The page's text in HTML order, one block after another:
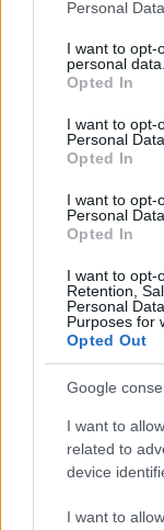
not limited to
grant or deny
use your data for
consent section.
Personal
I want to opt-
personal data.
Opted In
I want to opt-
Personal Data.
Opted In
I want to opt-
Personal
Opted In
I want to opt-
Retention,
Personal
Purposes for
Opted Out
Google
I want to
related to
device
I want to
számukrakreatív
sminkek